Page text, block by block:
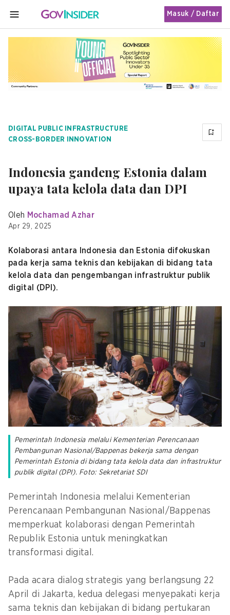
MENU
Masuk / Daftar
DIGITAL PUBLIC INFRASTRUCTURE
CROSS-BORDER INNOVATION
Indonesia gandeng Estonia dalam
upaya tata kelola data dan DPI
Oleh Mochamad Azhar
Apr 29, 2025
Kolaborasi antara Indonesia dan Estonia difokuskan
pada kerja sama teknis dan kebijakan di bidang tata
kelola data dan pengembangan infrastruktur publik
digital (DPI).
Pemerintah Indonesia melalui Kementerian Perencanaan
Pembangunan Nasional/Bappenas bekerja sama dengan
Pemerintah Estonia di bidang tata kelola data dan infrastruktur
publik digital (DPI). Foto: Sekretariat SDI
Pemerintah Indonesia melalui Kementerian
Perencanaan Pembangunan Nasional/Bappenas
memperkuat kolaborasi dengan Pemerintah
Republik Estonia untuk meningkatkan
transformasi digital.
Pada acara dialog strategis yang berlangsung 22
April di Jakarta, kedua delegasi menyepakati kerja
sama teknis dan kebijakan di bidang pertukaran